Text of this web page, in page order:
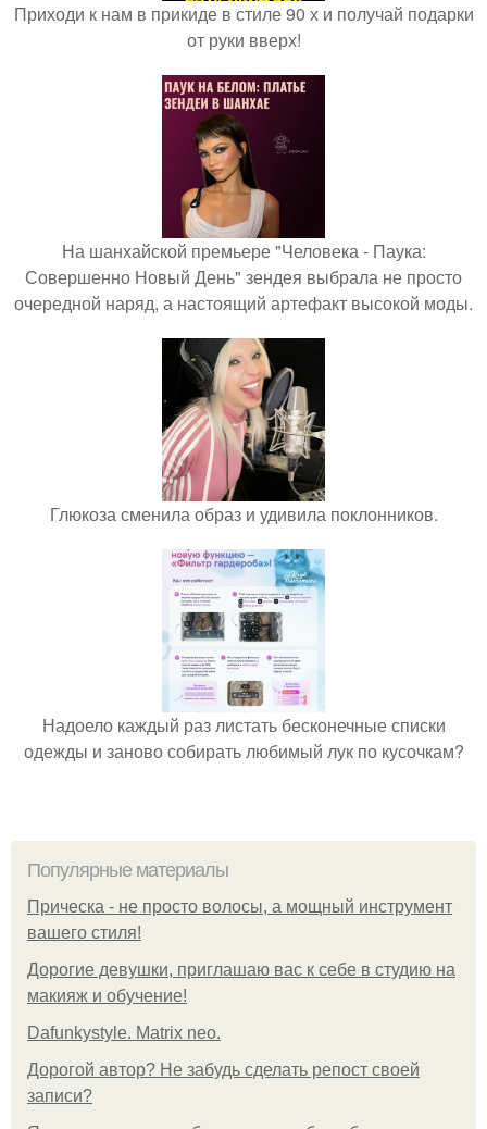
Приходи к нам в прикиде в стиле 90 х и получай подарки
от руки вверх!
На шанхайской премьере "Человека - Паука:
Совершенно Новый День" зендея выбрала не просто
очередной наряд, а настоящий артефакт высокой моды.
Глюкоза сменила образ и удивила поклонников.
Надоело каждый раз листать бесконечные списки
одежды и заново собирать любимый лук по кусочкам?
Популярные материалы
Прическа - не просто волосы, а мощный инструмент
вашего стиля!
Дорогие девушки, приглашаю вас к себе в студию на
макияж и обучение!
Dafunkystyle. Matrix neo.
Дорогой автор? Не забудь сделать репост своей
записи?